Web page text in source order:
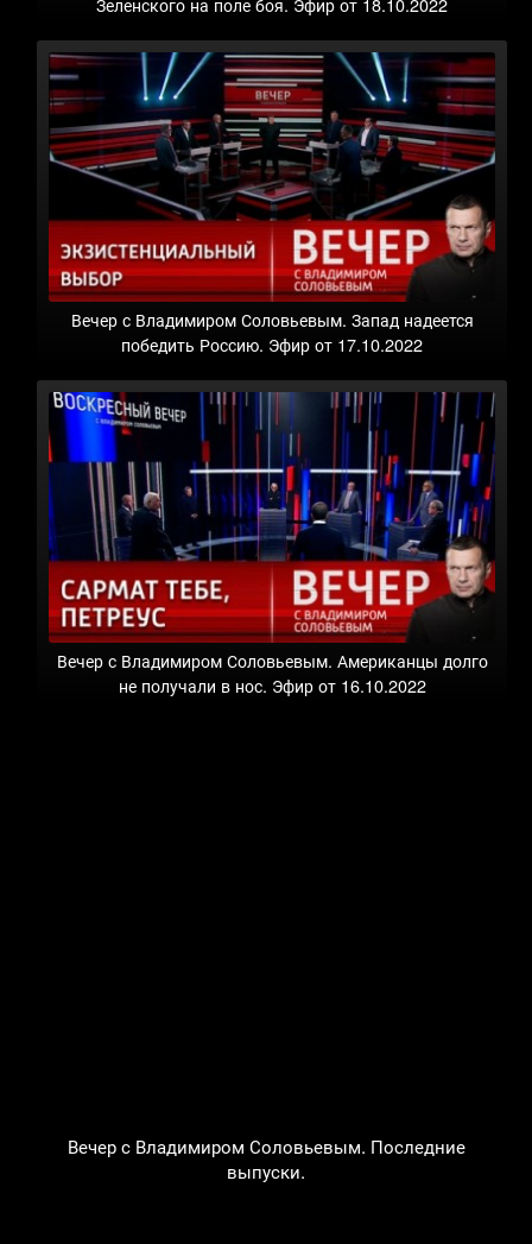
Вечер с Владимиром Соловьевым. Запад надеется
победить Россию. Эфир от 17.10.2022
Вечер с Владимиром Соловьевым. Американцы долго
не получали в нос. Эфир от 16.10.2022
Вечер с Владимиром Соловьевым. Последние
выпуски.